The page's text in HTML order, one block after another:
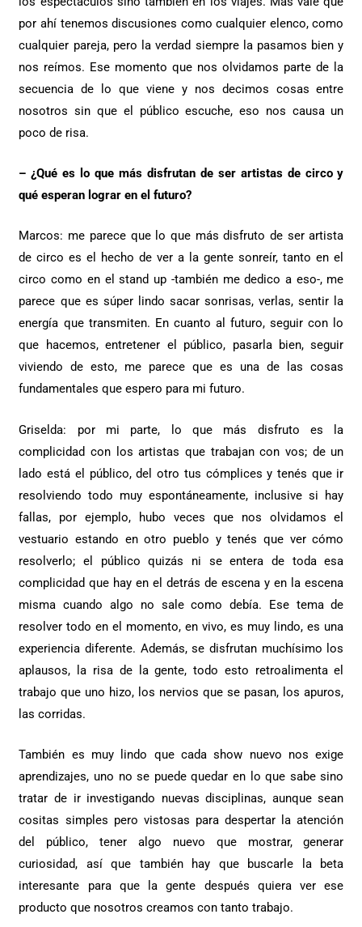
por ahí tenemos discusiones como cualquier elenco, como
cualquier pareja, pero la verdad siempre la pasamos bien y
nos reímos. Ese momento que nos olvidamos parte de la
secuencia de lo que viene y nos decimos cosas entre
nosotros sin que el público escuche, eso nos causa un
poco de risa.
– ¿Qué es lo que más disfrutan de ser artistas de circo y
qué esperan lograr en el futuro?
Marcos: me parece que lo que más disfruto de ser artista
de circo es el hecho de ver a la gente sonreír, tanto en el
circo como en el stand up -también me dedico a eso-, me
parece que es súper lindo sacar sonrisas, verlas, sentir la
energía que transmiten. En cuanto al futuro, seguir con lo
que hacemos, entretener el público, pasarla bien, seguir
viviendo de esto, me parece que es una de las cosas
fundamentales que espero para mi futuro.
Griselda: por mi parte, lo que más disfruto es la
complicidad con los artistas que trabajan con vos; de un
lado está el público, del otro tus cómplices y tenés que ir
resolviendo todo muy espontáneamente, inclusive si hay
fallas, por ejemplo, hubo veces que nos olvidamos el
vestuario estando en otro pueblo y tenés que ver cómo
resolverlo; el público quizás ni se entera de toda esa
complicidad que hay en el detrás de escena y en la escena
misma cuando algo no sale como debía. Ese tema de
resolver todo en el momento, en vivo, es muy lindo, es una
experiencia diferente. Además, se disfrutan muchísimo los
aplausos, la risa de la gente, todo esto retroalimenta el
trabajo que uno hizo, los nervios que se pasan, los apuros,
las corridas.
También es muy lindo que cada show nuevo nos exige
aprendizajes, uno no se puede quedar en lo que sabe sino
tratar de ir investigando nuevas disciplinas, aunque sean
cositas simples pero vistosas para despertar la atención
del público, tener algo nuevo que mostrar, generar
curiosidad, así que también hay que buscarle la beta
interesante para que la gente después quiera ver ese
producto que nosotros creamos con tanto trabajo.